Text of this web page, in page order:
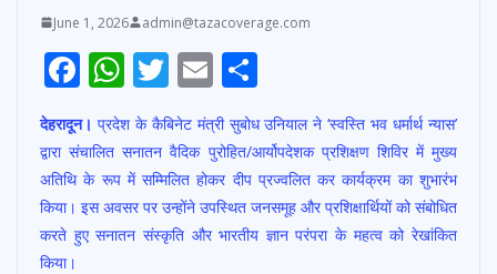
June 1, 2026 admin@tazacoverage.com
F
ac
e
b
o
o
W
h
at
s
A
p
T
w
itt
er
E
m
ai
l
h
ar
e
देहरादून। प्रदेश के कैबिनेट मंत्री सुबोध उनियाल ने ‘स्वस्ति भव धर्मार्थ न्यास’
द्वारा संचालित सनातन वैदिक पुरोहित/आर्योपदेशक प्रशिक्षण शिविर में मुख्य
अतिथि के रूप में सम्मिलित होकर दीप प्रज्वलित कर कार्यक्रम का शुभारंभ
किया। इस अवसर पर उन्होंने उपस्थित जनसमूह और प्रशिक्षार्थियों को संबोधित
करते हुए सनातन संस्कृति और भारतीय ज्ञान परंपरा के महत्व को रेखांकित
किया।